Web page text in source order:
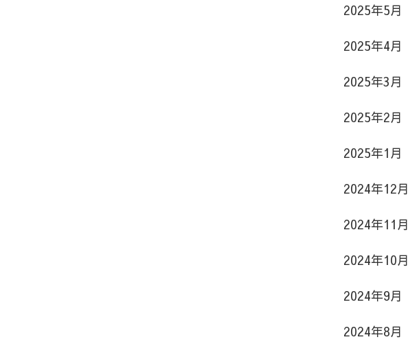
2025年5月
2025年4月
2025年3月
2025年2月
2025年1月
2024年12月
2024年11月
2024年10月
2024年9月
2024年8月